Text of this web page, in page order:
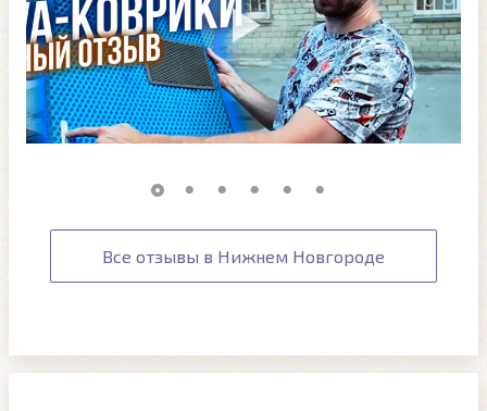
Все отзывы в Нижнем Новгороде